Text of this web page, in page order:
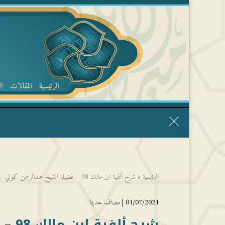
الرئيسية المقالات
الرئيسية » شرح ألفية ابن مالك 98 – فضيلة الشيخ عبدالرحمن كوني
01/07/2021 | مضاف حديثا